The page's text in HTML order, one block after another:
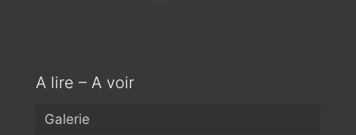
A lire – A voir
Galerie